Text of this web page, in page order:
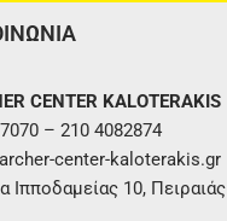
CENTER KALOTERAKIS
– 210 4082874
center-kaloterakis.gr
Ιπποδαμείας 10, Πειραιάς